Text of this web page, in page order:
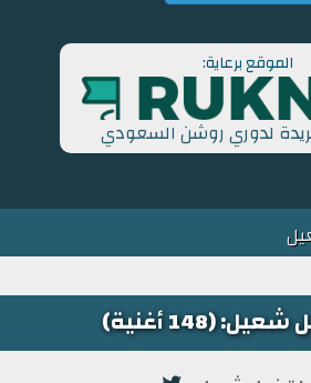
الموقع برعاية:
لدوري روشن السعودي
(148 أغنية)